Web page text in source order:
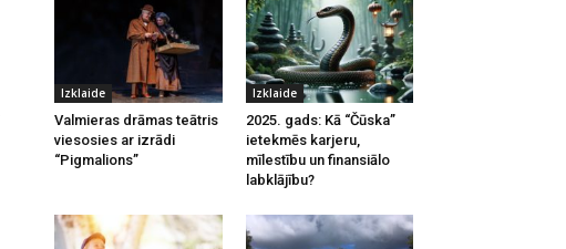
Izklaide
Valmieras drāmas teātris
viesosies ar izrādi
“Pigmalions”
Izklaide
2025. gads: Kā “Čūska”
ietekmēs karjeru,
mīlestību un finansiālo
labklājību?